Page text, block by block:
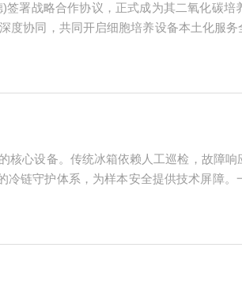
署战略合作协议，正式成为其二氧化碳培
协同，共同开启细胞培养设备本土化服务
心设备。传统冰箱依赖人工巡检，故障
链守护体系，为样本安全提供技术屏障